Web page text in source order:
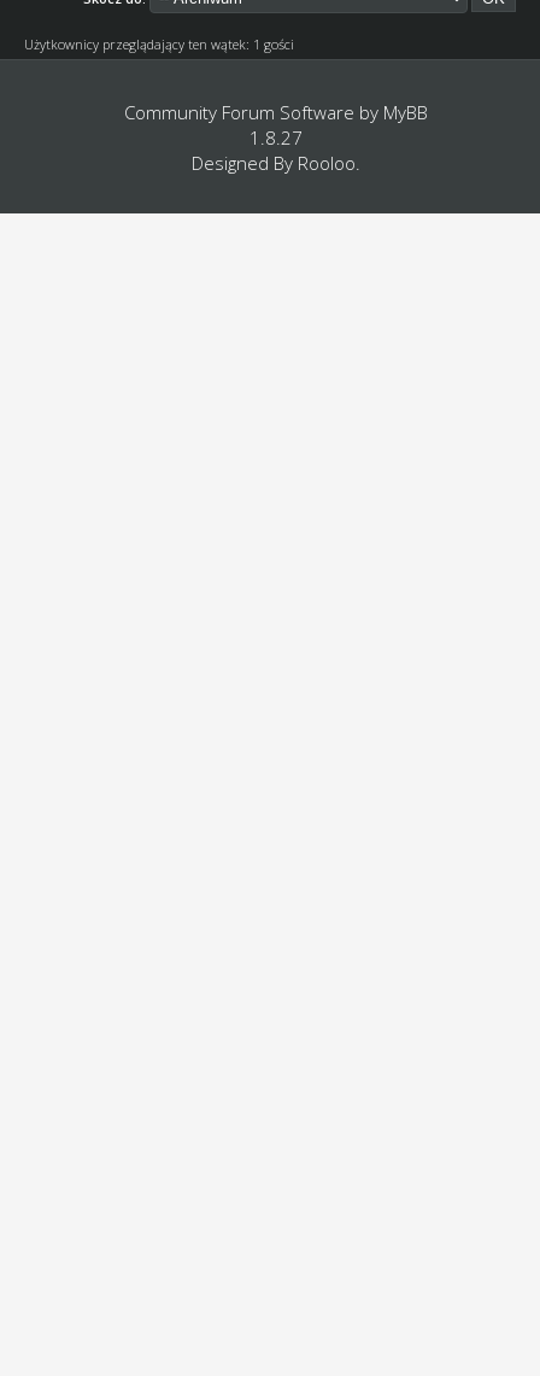
Użytkownicy przeglądający ten wątek: 1 gości
Community Forum Software by MyBB
1.8.27
Designed By Rooloo